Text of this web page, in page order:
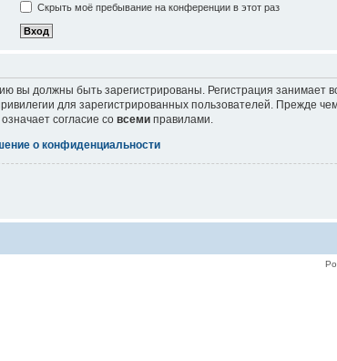
Скрыть моё пребывание на конференции в этот раз
вы должны быть зарегистрированы. Регистрация занимает
для зарегистрированных пользователей. Прежде
согласие со всеми правилами.
о конфиденциальности